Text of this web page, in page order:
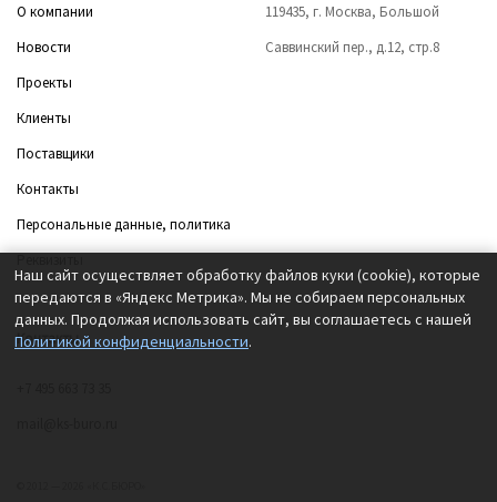
О компании
Новости
Проекты
Клиенты
Поставщики
Контакты
Персональные данные, политика
119435, г. Москва, Большой
Саввинский пер., д.12, стр.8
Контакты
Наш сайт осуществляет обработку файлов куки (cookie), которые
передаются в «Яндекс Метрика». Мы не собираем персональных
данных. Продолжая использовать сайт, вы соглашаетесь с нашей
Политикой конфиденциальности.